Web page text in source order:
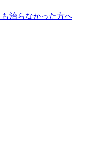
治らなかった方へ